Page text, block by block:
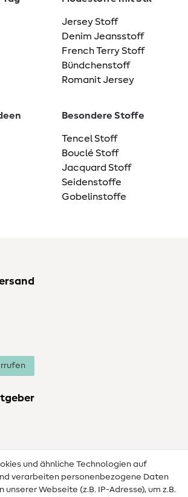
Jersey Stoff
Denim Jeansstoff
French Terry Stoff
Bündchenstoff
Romanit Jersey
Besondere Stoffe
Tencel Stoff
Bouclé Stoff
Jacquard Stoff
Seidenstoffe
Gobelinstoffe
und ähnliche Technologien auf
verarbeiten personenbezogene Daten
unserer Webseite (z.B. IP-Adresse), um z.B.